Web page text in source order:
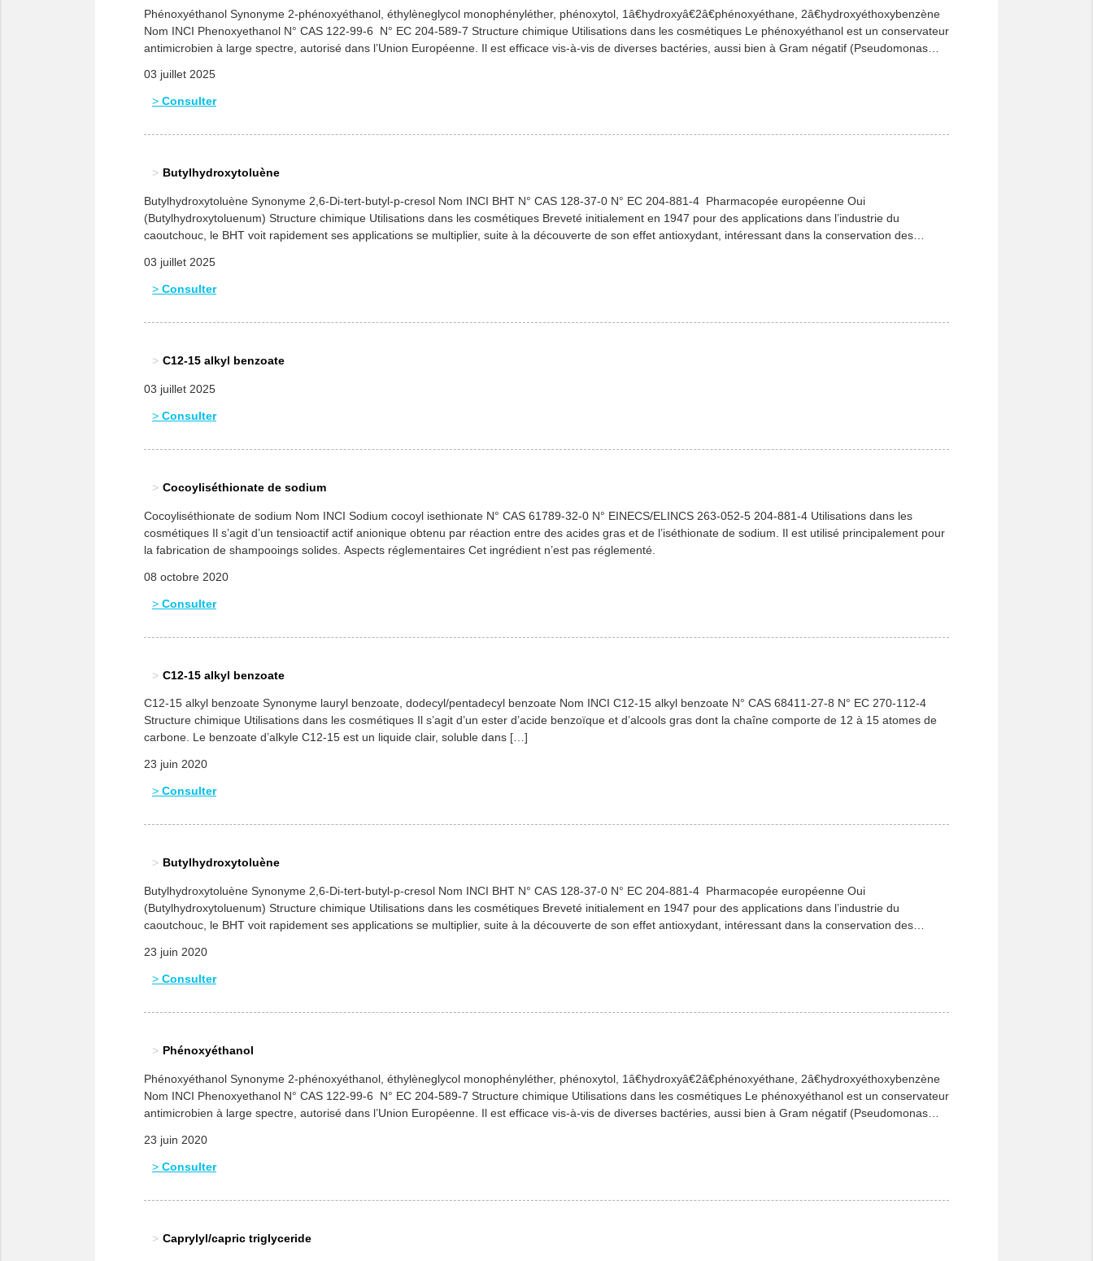
Phénoxyéthanol Synonyme 2-phénoxyéthanol, éthylèneglycol monophényléther, phénoxytol, 1â€hydroxyâ€2â€phénoxyéthane, 2â€hydroxyéthoxybenzène
Nom INCI Phenoxyethanol N° CAS 122-99-6 N° EC 204-589-7 Structure chimique Utilisations dans les cosmétiques Le phénoxyéthanol est un conservateur
antimicrobien à large spectre, autorisé dans l’Union Européenne. Il est efficace vis-à-vis de diverses bactéries, aussi bien à Gram négatif (Pseudomonas
03 juillet 2025
Consulter
Butylhydroxytoluène
Butylhydroxytoluène Synonyme 2,6-Di-tert-butyl-p-cresol Nom INCI BHT N° CAS 128-37-0 N° EC 204-881-4 Pharmacopée européenne Oui
(Butylhydroxytoluenum) Structure chimique Utilisations dans les cosmétiques Breveté initialement en 1947 pour des applications dans l’industrie du
caoutchouc, le BHT voit rapidement ses applications se multiplier, suite à la découverte de son effet antioxydant, intéressant dans la conservation des
03 juillet 2025
Consulter
C12-15 alkyl benzoate
03 juillet 2025
Consulter
Cocoyliséthionate de sodium
Cocoyliséthionate de sodium Nom INCI Sodium cocoyl isethionate N° CAS 61789-32-0 N° EINECS/ELINCS 263-052-5 204-881-4 Utilisations dans les
cosmétiques Il s’agit d’un tensioactif actif anionique obtenu par réaction entre des acides gras et de l’iséthionate de sodium. Il est utilisé principalement pour
la fabrication de shampooings solides. Aspects réglementaires Cet ingrédient n’est pas réglementé.
08 octobre 2020
Consulter
C12-15 alkyl benzoate
C12-15 alkyl benzoate Synonyme lauryl benzoate, dodecyl/pentadecyl benzoate Nom INCI C12-15 alkyl benzoate N° CAS 68411-27-8 N° EC 270-112-4
Structure chimique Utilisations dans les cosmétiques Il s’agit d’un ester d’acide benzoïque et d’alcools gras dont la chaîne comporte de 12 à 15 atomes de
carbone. Le benzoate d’alkyle C12-15 est un liquide clair, soluble dans […]
23 juin 2020
Consulter
Butylhydroxytoluène
Butylhydroxytoluène Synonyme 2,6-Di-tert-butyl-p-cresol Nom INCI BHT N° CAS 128-37-0 N° EC 204-881-4 Pharmacopée européenne Oui
(Butylhydroxytoluenum) Structure chimique Utilisations dans les cosmétiques Breveté initialement en 1947 pour des applications dans l’industrie du
caoutchouc, le BHT voit rapidement ses applications se multiplier, suite à la découverte de son effet antioxydant, intéressant dans la conservation des
23 juin 2020
Consulter
Phénoxyéthanol
Phénoxyéthanol Synonyme 2-phénoxyéthanol, éthylèneglycol monophényléther, phénoxytol, 1â€hydroxyâ€2â€phénoxyéthane, 2â€hydroxyéthoxybenzène
Nom INCI Phenoxyethanol N° CAS 122-99-6 N° EC 204-589-7 Structure chimique Utilisations dans les cosmétiques Le phénoxyéthanol est un conservateur
antimicrobien à large spectre, autorisé dans l’Union Européenne. Il est efficace vis-à-vis de diverses bactéries, aussi bien à Gram négatif (Pseudomonas
23 juin 2020
Consulter
Caprylyl/capric triglyceride